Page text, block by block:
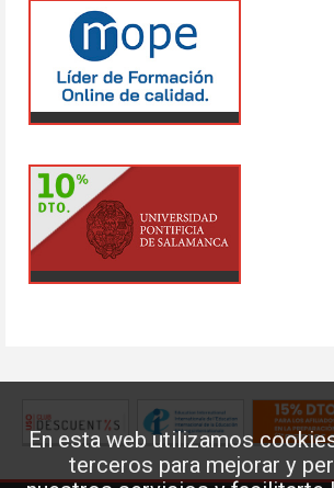
En esta web utilizamos
terceros para mejorar y